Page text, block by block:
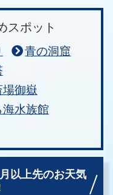
スポット
青の洞窟
場御嶽
海水族館
以上先のお天気